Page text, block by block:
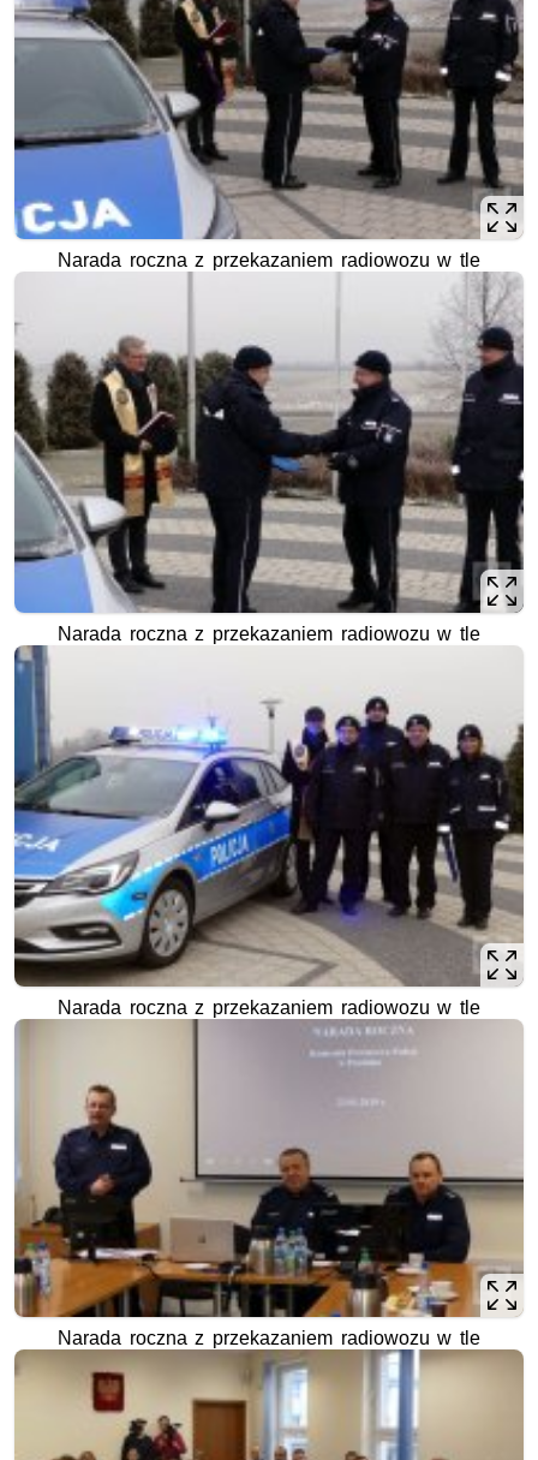
Narada roczna z przekazaniem radiowozu w tle
Narada roczna z przekazaniem radiowozu w tle
Narada roczna z przekazaniem radiowozu w tle
Narada roczna z przekazaniem radiowozu w tle